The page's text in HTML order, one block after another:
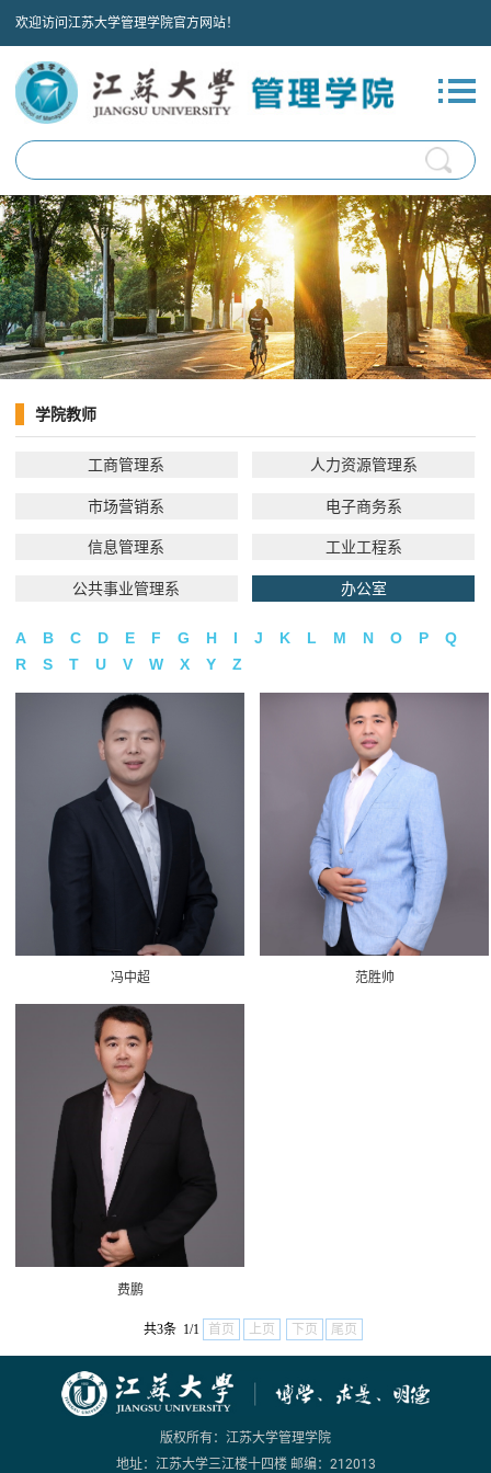
欢迎访问江苏大学管理学院官方网站！
学院教师
工商管理系 人力资源管理系
市场营销系 电子商务系
信息管理系 工业工程系
公共事业管理系 办公室
A B C D E F G H I J K L M N O P
Q
R
S T U V W X Y Z
冯中超 范胜帅
费鹏
共3条 1/1 首页 上页 下页 尾页
版权所有：江苏大学管理学院
地址：江苏大学三江楼十四楼 邮编：212013